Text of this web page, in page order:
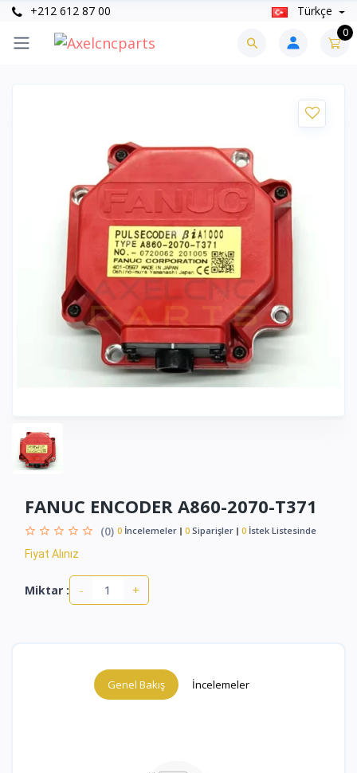
+212 612 87 00 Türkçe
0
FANUC ENCODER A860-2070-T371
(0) 0 İncelemeler 0 Siparişler 0 İstek Listesinde
Fiyat Alınız
Miktar : - +
Genel Bakış İncelemeler